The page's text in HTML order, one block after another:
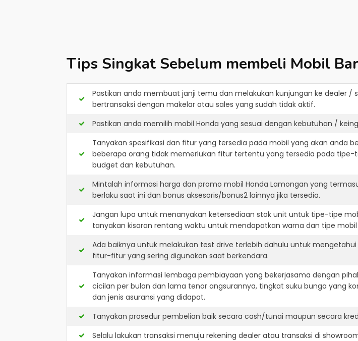
Tips Singkat Sebelum membeli Mobil
Pastikan anda membuat janji temu dan melakukan kunjungan ke dealer /
bertransaksi dengan makelar atau sales yang sudah tidak aktif.
Pastikan anda memilih mobil Honda yang sesuai dengan kebutuhan /
Tanyakan spesifikasi dan fitur yang tersedia pada mobil yang akan anda
beberapa orang tidak memerlukan fitur tertentu yang tersedia pada
budget dan kebutuhan.
Mintalah informasi harga dan promo mobil Honda Lamongan yang
berlaku saat ini dan bonus aksesoris/bonus2 lainnya jika tersedia.
Jangan lupa untuk menanyakan ketersediaan stok unit untuk tipe-tipe
tanyakan kisaran rentang waktu untuk mendapatkan warna dan tipe
Ada baiknya untuk melakukan test drive terlebih dahulu untuk
fitur-fitur yang sering digunakan saat berkendara.
Tanyakan informasi lembaga pembiayaan yang bekerjasama dengan
cicilan per bulan dan lama tenor angsurannya, tingkat suku bunga yang
dan jenis asuransi yang didapat.
Tanyakan prosedur pembelian baik secara cash/tunai maupun secara
Selalu lakukan transaksi menuju rekening dealer atau transaksi di